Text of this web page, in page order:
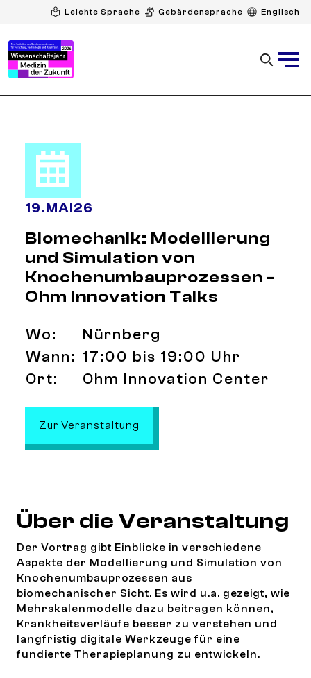
Leichte Sprache Gebärdensprache Englisch
19.MAI26
Biomechanik: Modellierung
und Simulation von
Knochenumbauprozessen -
Ohm Innovation Talks
Wo:
Nürnberg
Wann: 17:00 bis 19:00 Uhr
Ort:
Ohm Innovation Center
Zur Veranstaltung
Über die Veranstaltung
Der Vortrag gibt Einblicke in verschiedene
Aspekte der Modellierung und Simulation von
Knochenumbauprozessen aus
biomechanischer Sicht. Es wird u.a. gezeigt, wie
Mehrskalenmodelle dazu beitragen können,
Krankheitsverläufe besser zu verstehen und
langfristig digitale Werkzeuge für eine
fundierte Therapieplanung zu entwickeln.